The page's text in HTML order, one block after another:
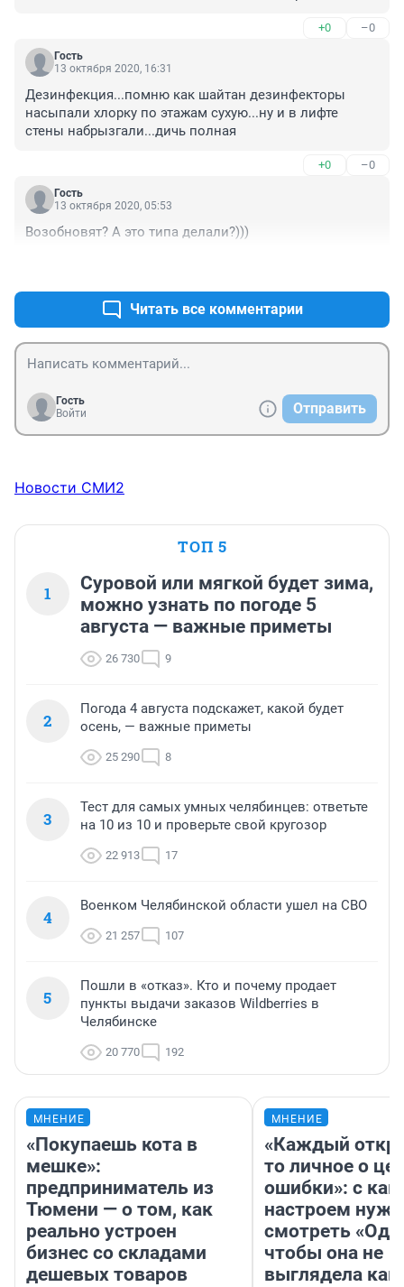
+0 –0
Гость
13 октября 2020, 16:31
Дезинфекция...помню как шайтан дезинфекторы
насыпали хлорку по этажам сухую...ну и в лифте
стены набрызгали...дичь полная
+0 –0
Гость
13 октября 2020, 05:53
Возобновят? А это типа делали?)))
Читать все комментарии
Гость
Войти
Отправить
Новости СМИ2
ТОП 5
1
Суровой или мягкой будет зима,
можно узнать по погоде 5
августа — важные приметы
26 730 9
2
Погода 4 августа подскажет, какой будет
осень, — важные приметы
25 290 8
3
Тест для самых умных челябинцев: ответьте
на 10 из 10 и проверьте свой кругозор
22 913 17
4
Военком Челябинской области ушел на СВО
21 257 107
5
Пошли в «отказ». Кто и почему продает
пункты выдачи заказов Wildberries в
Челябинске
20 770 192
МНЕНИЕ
«Покупаешь кота в
мешке»:
предприниматель из
Тюмени — о том, как
реально устроен
бизнес со складами
дешевых товаров
МНЕНИЕ
«Каждый
то личное о
ошибки»: с
настроем
смотреть
чтобы она не
выглядела как